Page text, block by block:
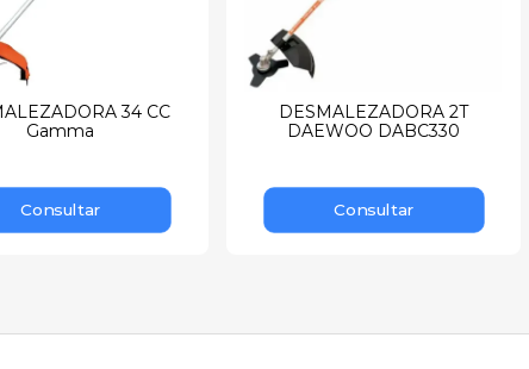
34 CC
Gamma
Consultar
DESMALEZADORA 2T
DAEWOO DABC330
Consultar